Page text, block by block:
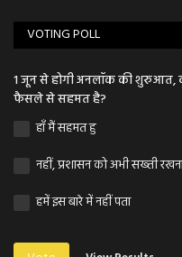
VOTING POLL
1 जून से होगी अनलॉक की शुरुआत,
फैसले से सहमत है?
हाँ मैं सहमत हु
नहीं, प्रशासन को अभी सख्ती
हमें इस बारे में नहीं पता